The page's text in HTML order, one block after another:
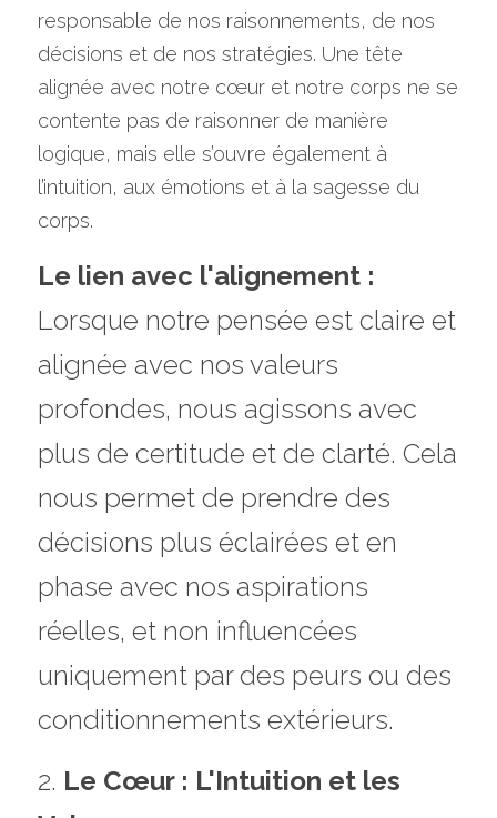
responsable de nos raisonnements, de nos
décisions et de nos stratégies. Une tête
alignée avec notre cœur et notre corps ne se
contente pas de raisonner de manière
logique, mais elle s’ouvre également à
l’intuition, aux émotions et à la sagesse du
corps.
Le lien avec l'alignement :
Lorsque notre pensée est claire et
alignée avec nos valeurs
profondes, nous agissons avec
plus de certitude et de clarté. Cela
nous permet de prendre des
décisions plus éclairées et en
phase avec nos aspirations
réelles, et non influencées
uniquement par des peurs ou des
conditionnements extérieurs.
2. Le Cœur : L'Intuition et les